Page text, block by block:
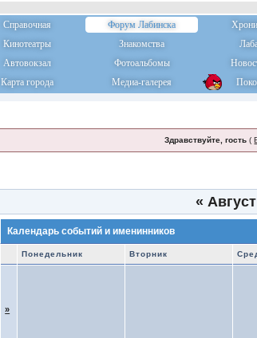
Справочная Форум Лабинска
Кинотеатры Знакомства
Автовокзал Фотоальбомы
Карта города Медиа-галерея
Здравствуйте, гость (
«
Календарь событий и именинников
Понедельник Вторник
»